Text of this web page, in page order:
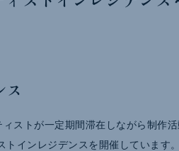
ス
ストが一定期間滞在しながら制作活
インレジデンスを開催しています。